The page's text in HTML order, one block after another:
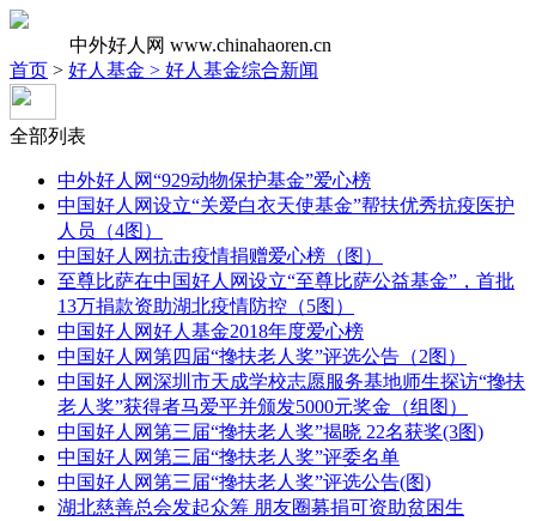
中外好人网 www.chinahaoren.cn
首页 > 好人基金 > 好人基金综合新闻
全部列表
中外好人网“929动物保护基金”爱心榜
中国好人网设立“关爱白衣天使基金”帮扶优秀抗疫医护
人员（4图）
中国好人网抗击疫情捐赠爱心榜（图）
至尊比萨在中国好人网设立“至尊比萨公益基金”，首批
13万捐款资助湖北疫情防控（5图）
中国好人网好人基金2018年度爱心榜
中国好人网第四届“搀扶老人奖”评选公告（2图）
中国好人网深圳市天成学校志愿服务基地师生探访“搀扶
老人奖”获得者马爱平并颁发5000元奖金（组图）
中国好人网第三届“搀扶老人奖”揭晓 22名获奖(3图)
中国好人网第三届“搀扶老人奖”评委名单
中国好人网第三届“搀扶老人奖”评选公告(图)
湖北慈善总会发起众筹 朋友圈募捐可资助贫困生